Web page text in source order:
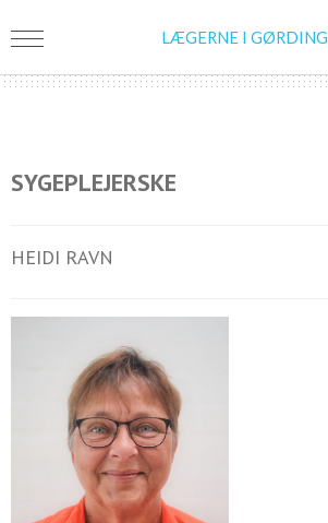
LÆGERNE I GØRDING
SYGEPLEJERSKE
HEIDI RAVN